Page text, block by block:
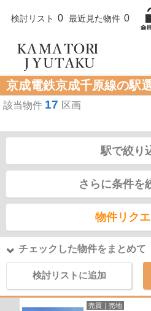
検討リスト 0 最近見た物件 0
京成電鉄京成千原線の駅
該当物件 17 区画
駅で絞り
さらに条件を
物件リク
チェックした物件をまとめて
検討リストに追加
売買｜売地